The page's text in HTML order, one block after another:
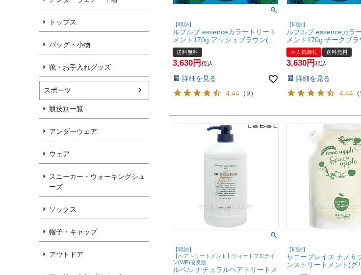
トップス
バッグ・小物
靴・お手入れグッズ
スポーツ
競技別一覧
アンダーウェア
ウェア
スニーカー・ウォーキングシュ
ーズ
ソックス
帽子・キャップ
アウトドア
【即納】
ルプルプ essenceカラートリート
メント170g アッシュブラウン(グ
レイッシュブラウン)【LPLP正規
販売店 白髪染め 無添加 染毛料 エ
ッセンス ヘアカラートリートメン
(6052959)
送料無料
3,630 税込
詳細を見る
4.44 （9）
【即納】
ルプルプ essenceカラ
メント170g チークブラ
トブラウン)【LPLP正規
髪染め 無添加 染毛料 エ
ヘアカラートリートメン
大人気御礼 送料無料
3,630 税込
詳細を見る
4.44 （
【即納】
【ヘアトリートメント】ウィートプロテイ
ン(WP)改良版
ルベル ナチュラルヘアトリートメ
【即納】
サニープレイス ナノサ
ンストリートメント(グ